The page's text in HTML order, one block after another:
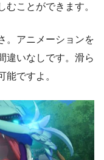
むことができます。
。アニメーションを
違いなしです。滑ら
能ですよ。